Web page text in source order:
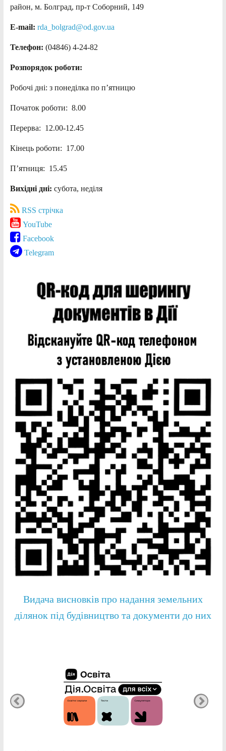
район, м. Болград, пр-т Соборний, 149
E-mail: rda_bolgrad@od.gov.ua
Телефон: (04846) 4-24-82
Розпорядок роботи:
Робочі дні: з понеділка по п’ятницю
Початок роботи: 8.00
Перерва: 12.00-12.45
Кінець роботи: 17.00
П’ятниця: 15.45
Вихідні дні: субота, неділя
RSS стрічка
YouTube
Facebook
Telegram
Видача висновків про надання земельних
ділянок під будівництво та документи до них